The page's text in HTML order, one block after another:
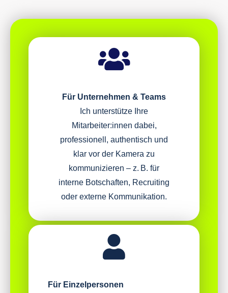
Für Unternehmen & Teams
Ich unterstütze Ihre
Mitarbeiter:innen dabei,
professionell, authentisch und
klar vor der Kamera zu
kommunizieren – z. B. für
interne Botschaften, Recruiting
oder externe Kommunikation.
Für Einzelpersonen